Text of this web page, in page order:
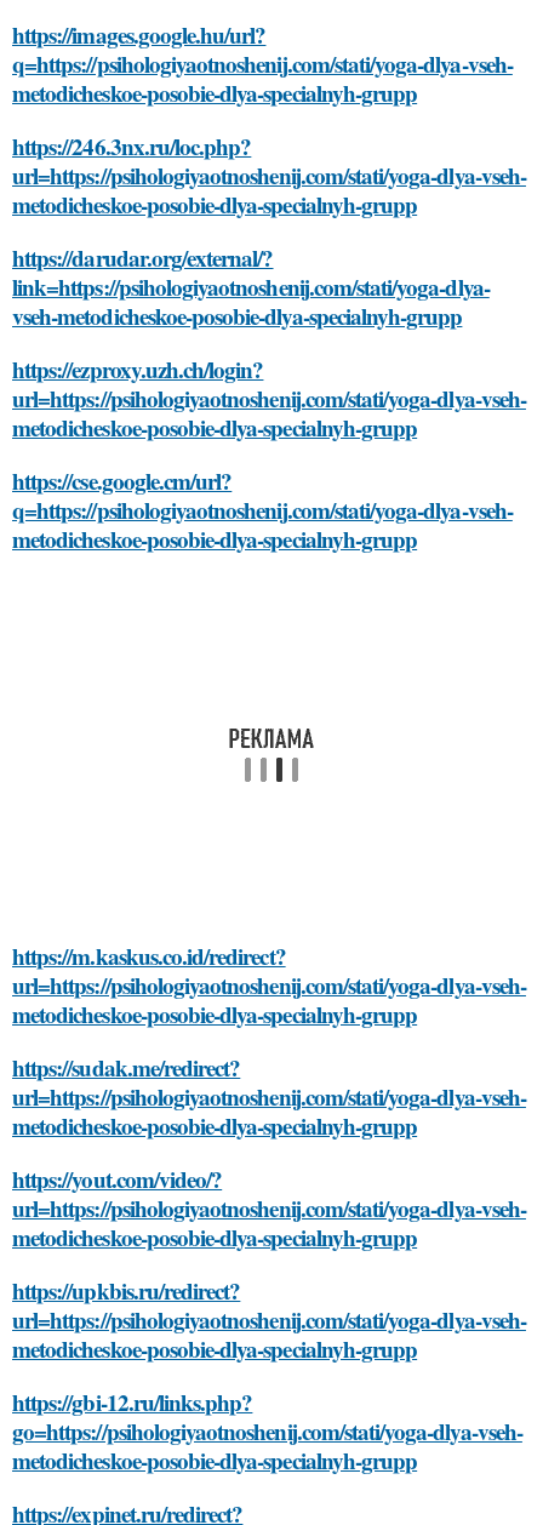
https://images.google.hu/url?
q=https://psihologiyaotnoshenij.com/stati/yoga-dlya-vseh-
metodicheskoe-posobie-dlya-specialnyh-grupp
https://246.3nx.ru/loc.php?
url=https://psihologiyaotnoshenij.com/stati/yoga-dlya-vseh-
metodicheskoe-posobie-dlya-specialnyh-grupp
https://darudar.org/external/?
link=https://psihologiyaotnoshenij.com/stati/yoga-dlya-
vseh-metodicheskoe-posobie-dlya-specialnyh-grupp
https://ezproxy.uzh.ch/login?
url=https://psihologiyaotnoshenij.com/stati/yoga-dlya-vseh-
metodicheskoe-posobie-dlya-specialnyh-grupp
https://cse.google.cm/url?
q=https://psihologiyaotnoshenij.com/stati/yoga-dlya-vseh-
metodicheskoe-posobie-dlya-specialnyh-grupp
https://m.kaskus.co.id/redirect?
url=https://psihologiyaotnoshenij.com/stati/yoga-dlya-vseh-
metodicheskoe-posobie-dlya-specialnyh-grupp
https://sudak.me/redirect?
url=https://psihologiyaotnoshenij.com/stati/yoga-dlya-vseh-
metodicheskoe-posobie-dlya-specialnyh-grupp
https://yout.com/video/?
url=https://psihologiyaotnoshenij.com/stati/yoga-dlya-vseh-
metodicheskoe-posobie-dlya-specialnyh-grupp
https://upkbis.ru/redirect?
url=https://psihologiyaotnoshenij.com/stati/yoga-dlya-vseh-
metodicheskoe-posobie-dlya-specialnyh-grupp
https://gbi-12.ru/links.php?
go=https://psihologiyaotnoshenij.com/stati/yoga-dlya-vseh-
metodicheskoe-posobie-dlya-specialnyh-grupp
https://expinet.ru/redirect?